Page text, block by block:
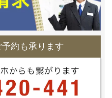
約も承ります